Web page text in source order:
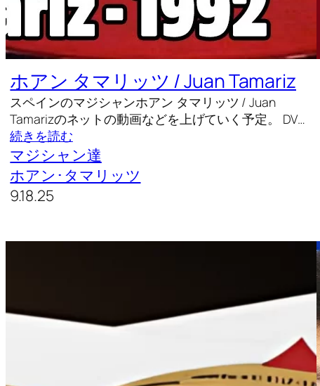
ホアン タマリッツ / Juan Tamariz
スペインのマジシャンホアン タマリッツ / Juan
Tamarizのネットの動画などを上げていく予定。 DV…
続きを読む
マジシャン達
ホアン･タマリッツ
9.18.25